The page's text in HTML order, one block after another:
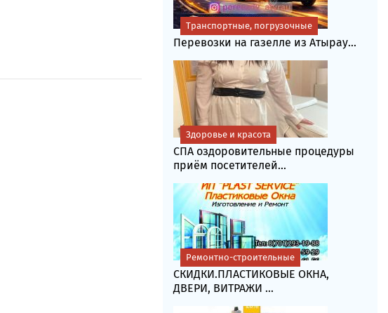
Перевозки на газелле из Атырау...
Транспортные, погрузочные
СПА оздоровительные процедуры
приём посетителей...
Здоровье и красота
СКИДКИ.ПЛАСТИКОВЫЕ ОКНА,
ДВЕРИ, ВИТРАЖИ ...
Ремонтно-строительные